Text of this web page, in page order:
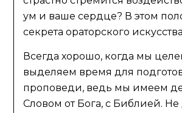
ум и ваше сердце? В этом
секрета ораторского
Всегда хорошо, когда мы
выделяем время для
проповеди, ведь мы имеем
Словом от Бога, с Библией. Не